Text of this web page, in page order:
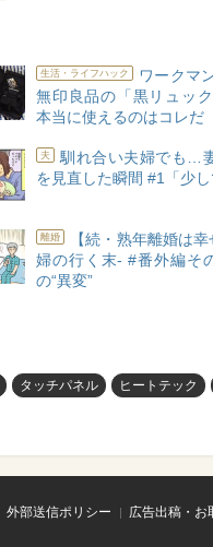
生活・ライフハック
ワークマ
無印良品の「黒リュッ
本当に使えるのはコレだ
夫
馴れ合い夫婦でも…
を見直した瞬間 #1「少
離婚
【続・熟年離婚は
婦の行く末- #番外編そ
の“異変”
タッチパネル ヒートテック
外部送信ポリシー
広告出稿・お